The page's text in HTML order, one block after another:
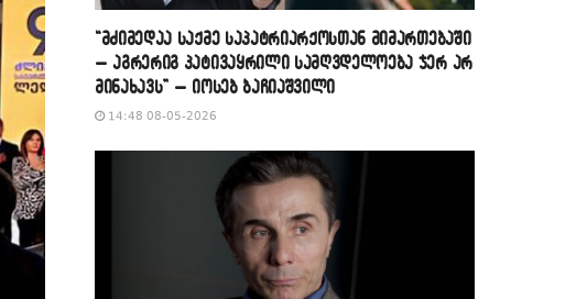
“მძიმედაა საქმე საპატრიარქოსთან მიმართებაში
– აგრერიგ პატივაყრილი სამღვდელოება ჯერ არ
მინახავს” – იოსებ ბაჩიაშვილი
14:48 08-05-2026